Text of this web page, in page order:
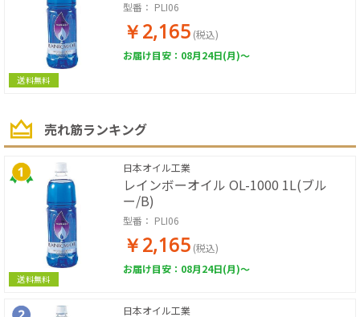
送料無料
型番： PLI06
￥2,165 (税込)
お届け目安：08月24日(月)～
売れ筋ランキング
送料無料
日本オイル工業
レインボーオイル OL-1000 1L(ブル
ー/B)
型番： PLI06
￥2,165 (税込)
お届け目安：08月24日(月)～
日本オイル工業